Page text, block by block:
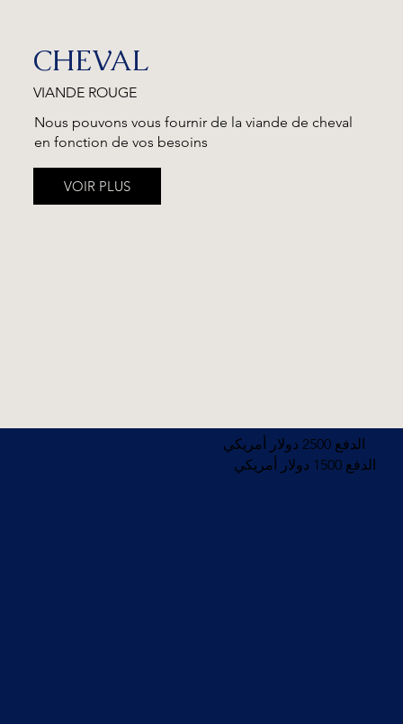
CHEVAL
VIANDE ROUGE
Nous pouvons vous fournir de la viande de cheval
en fonction de vos besoins
VOIR PLUS
الدفع 2500 دولار أمريكي
الدفع 1500 دولار أمريكي